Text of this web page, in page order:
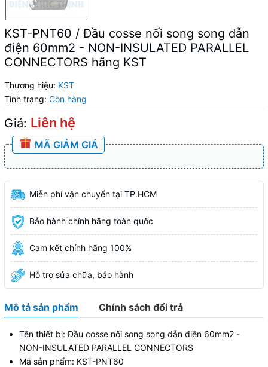
KST-PNT60 / Đầu cosse nối song song dẫn
điện 60mm2 - NON-INSULATED PARALLEL
CONNECTORS hãng KST
Thương hiệu: KST
Tình trạng: Còn hàng
Giá: Liên hệ
MÃ GIẢM GIÁ
Miễn phí vận chuyển tại TP.HCM
Bảo hành chính hãng toàn quốc
Cam kết chính hãng 100%
Hỗ trợ sửa chữa, bảo hành
Mô tả sản phẩm Chính sách đổi trả
Tên thiết bị: Đầu cosse nối song song dẫn điện 60mm2 -
NON-INSULATED PARALLEL CONNECTORS
Mã sản phẩm: KST-PNT60